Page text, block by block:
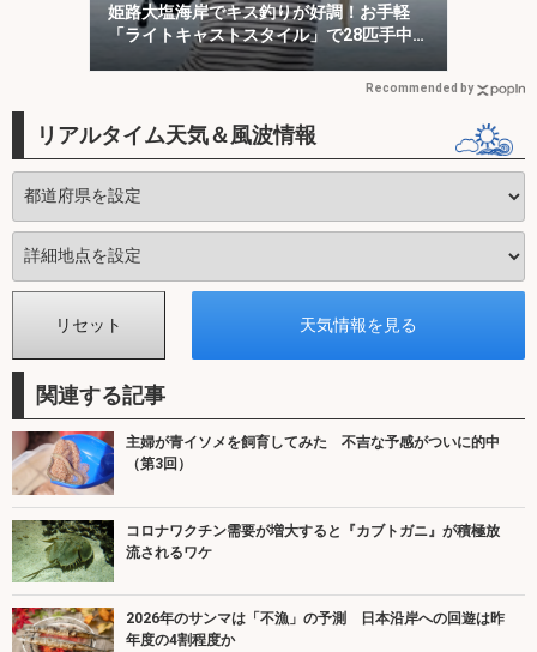
姫路大塩海岸でキス釣りが好調！お手軽
「ライトキャストスタイル」で28匹手中
Recommended by
リアルタイム天気＆風波情報
関連する記事
主婦が青イソメを飼育してみた 不吉な予感がついに的中
（第3回）
コロナワクチン需要が増大すると『カブトガニ』が積極放
流されるワケ
2026年のサンマは「不漁」の予測 日本沿岸への回遊は昨
年度の4割程度か